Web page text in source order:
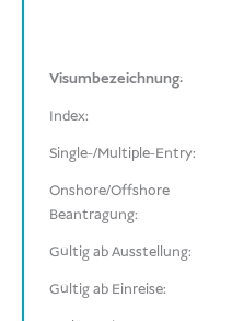
Visumbezeichnung:
Index:
Single-/Multiple-Entry:
Onshore/Offshore
Beantragung:
Gültig ab Ausstellung:
Gültig ab Einreise: